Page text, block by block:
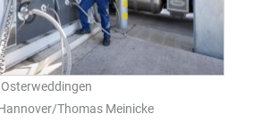
Thomas Meinicke